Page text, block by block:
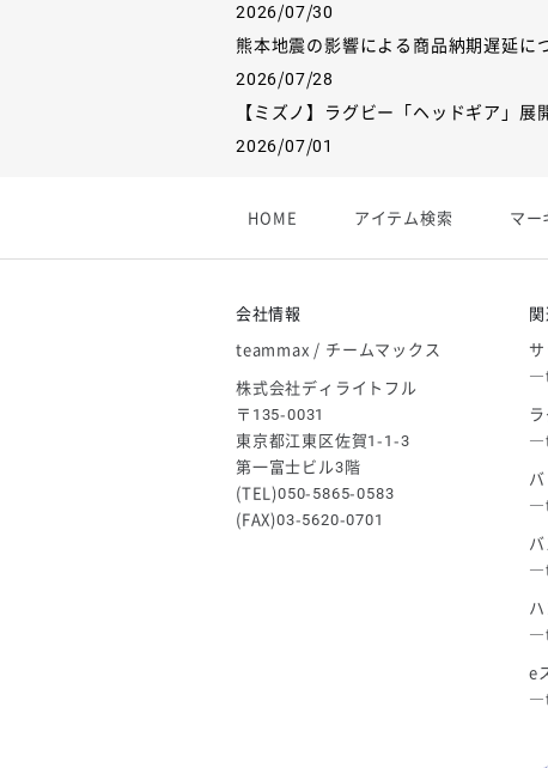
2026/07/30
熊本地震の影響による商品納期遅延に
2026/07/28
【ミズノ】ラグビー「ヘッドギア」展
2026/07/01
2026/06/09
ゴールデンウィーク休業のお知らせ
HOME アイテム検索 マー
会社情報
teammax / チームマックス
株式会社ディライトフル
〒135-0031
東京都江東区佐賀1-1-3
第一富士ビル3階
(TEL)050-5865-0583
(FAX)03-5620-0701
e